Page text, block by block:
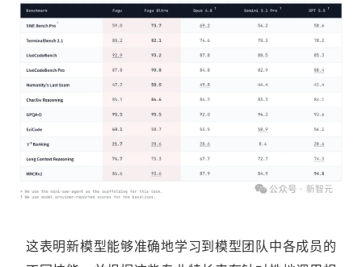
这表明新模型能够准确地学习到模型团队中各成员的